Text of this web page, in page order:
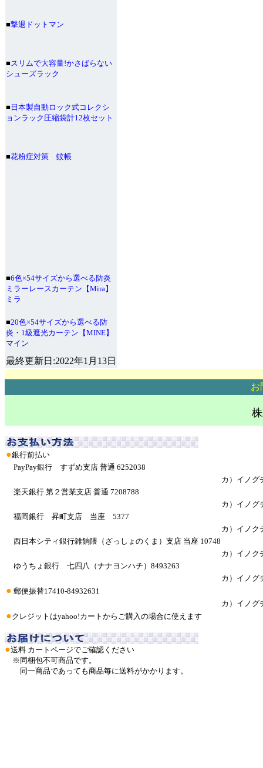
■撃退ドットマン
■スリムで大容量!かさばらない
シューズラック
■ 日本製自動ロック式コレクシ
ョンラック圧縮袋計12枚セット
■花粉症対策 蚊帳
■6色×54サイズから選べる防炎
ミラーレースカーテン【Mira】
ミラ
■20色×54サイズから選べる防
炎・1級遮光カーテン【MINE】
マイン
最終更新日:2022年1月13日
お
●銀行前払い
PayPay銀行 すずめ支店 普通 6252038
カ）イノグ
楽天銀行 第２営業支店 普通 7208788
カ）イノグ
福岡銀行 昇町支店 当座 5377
カ）イノク
西日本シティ銀行雑餉隈（ざっしょのくま）支店 当座 10748
カ）イノク
ゆうちょ銀行 七四八（ナナヨンハチ）8493263
カ）イノグ
● 郵便振替17410-84932631
カ）イノグ
●クレジットはyahoo!カートからご購入の場合に使えます
●送料 カートページでご確認ください
※同梱包不可商品です。
同一商品であっても商品毎に送料がかかります。